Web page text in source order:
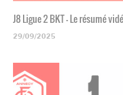
J8 Ligue 2 BKT - Le résumé
29/09/2025